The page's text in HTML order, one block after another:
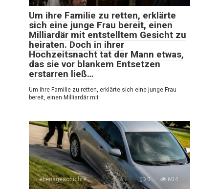
Um ihre Familie zu retten, erklärte
sich eine junge Frau bereit, einen
Milliardär mit entstelltem Gesicht zu
heiraten. Doch in ihrer
Hochzeitsnacht tat der Mann etwas,
das sie vor blankem Entsetzen
erstarren ließ…
Um ihre Familie zu retten, erklärte sich eine junge Frau
bereit, einen Milliardär mit
Lebensgeschichte 0 604